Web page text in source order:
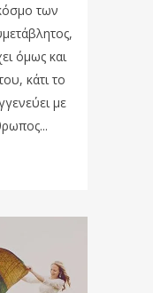
των
όμως και
κάτι το
με